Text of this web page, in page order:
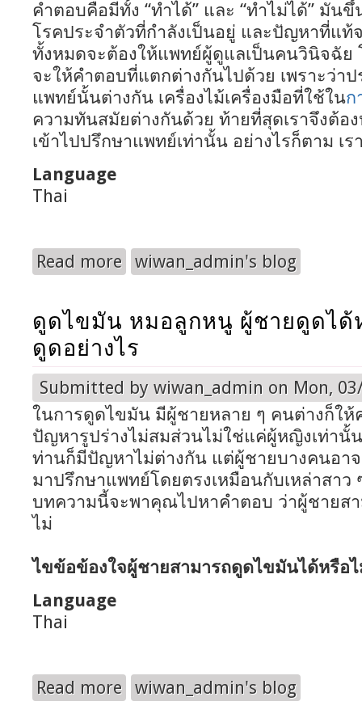
คำตอบคือมีทั้ง “ทำได้” และ “ทำไม่ได้” มัน
โรคประจำตัวที่กำลังเป็นอยู่ และปัญหาที่แท้
ทั้งหมดจะต้องให้แพทย์ผู้ดูแลเป็นคนวินิจฉัย
จะให้คำตอบที่แตกต่างกันไปด้วย เพราะว่า
แพทย์นั้นต่างกัน เครื่องไม้เครื่องมือที่ใช้ในก
ความทันสมัยต่างกันด้วย ท้ายที่สุดเราจึงต้อ
เข้าไปปรึกษาแพทย์เท่านั้น อย่างไรก็ตาม เ
Language
Thai
Read more about คนมีโรคประจำตัวและสุขภาพโดยรวมไ
wiwan_admin's blog
ดูดไขมัน หมอลูกหนู ผู้ชายดูดได้
ดูดอย่างไร
Submitted by wiwan_admin on Mon,
ในการดูดไขมัน มีผู้ชายหลาย ๆ คนต่างก็ให้
ปัญหารูปร่างไม่สมส่วนไม่ใช่แค่ผู้หญิงเท่านั้
ท่านก็มีปัญหาไม่ต่างกัน แต่ผู้ชายบางคนอา
มาปรึกษาแพทย์โดยตรงเหมือนกับเหล่าสาว
บทความนี้จะพาคุณไปหาคำตอบ ว่าผู้ชายส
ไม่
ไขข้อข้องใจผู้ชายสามารถดูดไขมันได้หรือ
Language
Thai
Read more about ดูดไขมัน หมอลูกหนู ผู้ชายดูดได้หรือไม่ มี
wiwan_admin's blog